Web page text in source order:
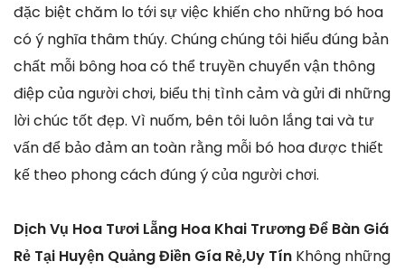
đặc biệt chăm lo tới sự việc khiến cho những bó hoa
có ý nghĩa thâm thúy. Chúng chúng tôi hiểu đúng bản
chất mỗi bông hoa có thể truyền chuyển vận thông
điệp của người chơi, biểu thị tình cảm và gửi đi những
lời chúc tốt đẹp. Vì nuốm, bên tôi luôn lắng tai và tư
vấn để bảo đảm an toàn rằng mỗi bó hoa được thiết
kế theo phong cách đúng ý của người chơi.
Dịch Vụ Hoa Tươi Lẵng Hoa Khai Trương Để Bàn Giá
Rẻ Tại Huyện Quảng Điền Gía Rẻ,Uy Tín Không những